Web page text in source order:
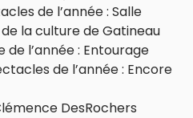
de l’année : Salle
la culture de Gatineau
de l’année : Entourage
de l’année : Encore
DesRochers